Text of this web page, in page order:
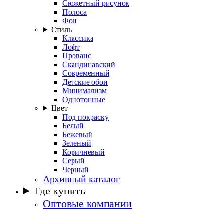
Сюжетный рисунок
Полоса
Фон
Стиль
Классика
Лофт
Прованс
Скандинавский
Современный
Детские обои
Минимализм
Однотонные
Цвет
Под покраску
Белый
Бежевый
Зеленый
Коричневый
Серый
Черный
Архивный каталог
Где купить
Оптовые компании